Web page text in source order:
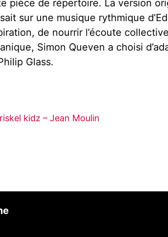
pièce de répertoire. La version
sur une musique rythmique
de nourrir l’écoute
Simon Queven a choisi
Glass.
kidz – Jean Moulin